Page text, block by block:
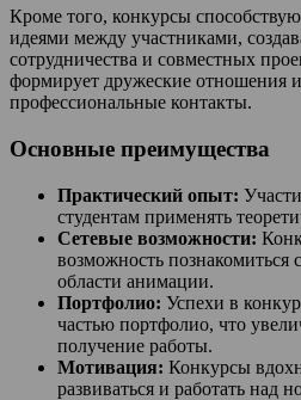
Кроме того, конкурсы
идеями между участниками,
сотрудничества и совместных
формирует дружеские отношения
профессиональные контакты.
Основные преимущества
Практический опыт:
студентам применять
Сетевые возможности:
возможность познакомиться
области анимации.
Портфолио: Успехи в
частью портфолио, что
получение работы.
Мотивация: Конкурсы
развиваться и работать над